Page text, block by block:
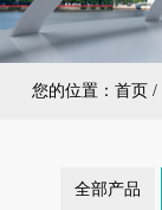
您的位置： 首页/
全部产品